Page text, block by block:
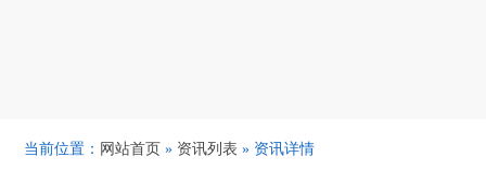
当前位置： 网站首页 » 资讯列表 » 资讯详情